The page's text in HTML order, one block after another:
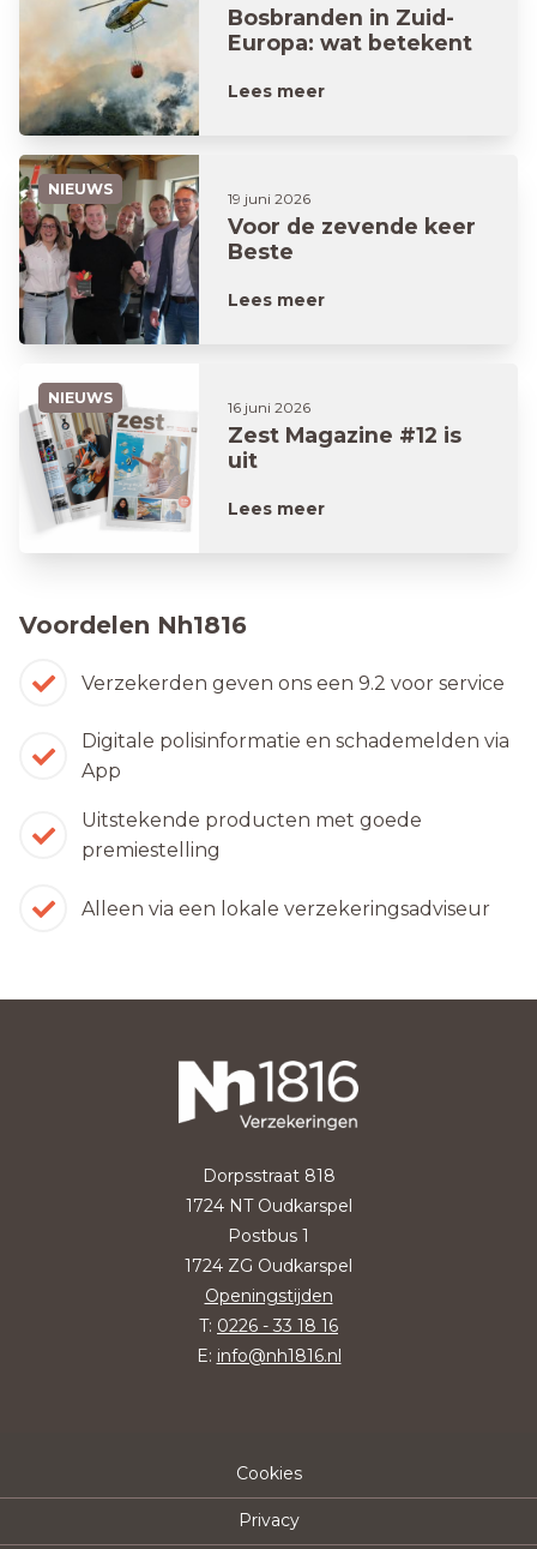
Bosbranden in Zuid-
Europa: wat betekent
Lees meer
NIEUWS
19 juni 2026
Voor de zevende keer
Beste
Lees meer
NIEUWS
16 juni 2026
Zest Magazine #12 is
uit
Lees meer
Voordelen Nh1816
Verzekerden geven ons een 9.2 voor service
Digitale polisinformatie en schademelden via
App
Uitstekende producten met goede
premiestelling
Alleen via een lokale verzekeringsadviseur
Dorpsstraat 818
1724 NT Oudkarspel
Postbus 1
1724 ZG Oudkarspel
Openingstijden
T: 0226 - 33 18 16
E: info@nh1816.nl
Cookies
Privacy